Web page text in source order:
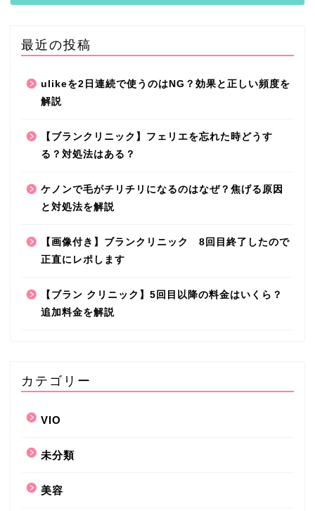
最近の投稿
ulikeを2日連続で使うのはNG？効果と正しい頻度を
解説
【ブランクリニック】フェリエを忘れた時どうす
る？対処法はある？
ケノンで毛がチリチリになるのはなぜ？焦げる原因
と対処法を解説
【画像付き】ブランクリニック 8回目終了したので
正直にレポします
【ブラン クリニック】5回目以降の料金はいくら？
追加料金を解説
カテゴリー
VIO
未分類
美容